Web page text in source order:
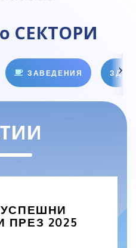
СЕКТОРИ
ЗАВЕДЕНИЯ
2025